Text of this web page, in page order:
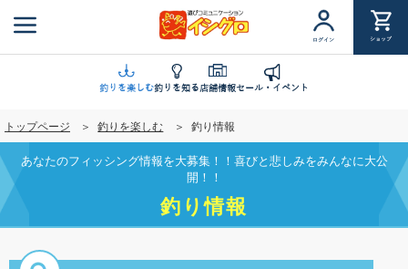
ン
に
移
動
ログイン ショップ
釣りを楽しむ釣りを知る店舗情報セール・イベント
トップページ 釣りを楽しむ 釣り情報
あなたのフィッシング情報を大募集！！喜びと悲しみをみんなに大公
開！！
釣り情報